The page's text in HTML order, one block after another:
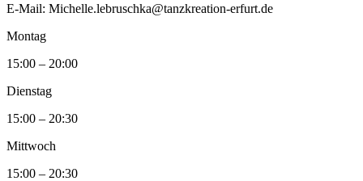
E-Mail: Michelle.lebruschka@tanzkreation-erfurt.de
Montag
15:00 – 20:00
Dienstag
15:00 – 20:30
Mittwoch
15:00 – 20:30